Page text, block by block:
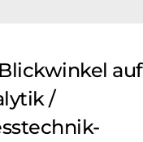
auf
/